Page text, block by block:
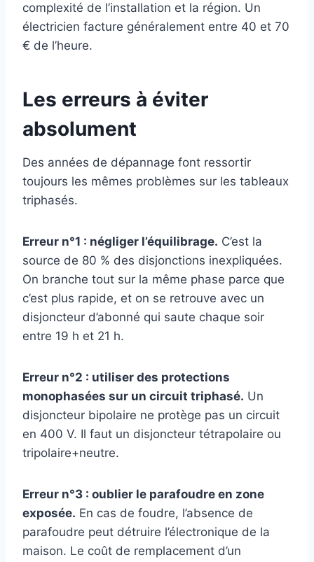
complexité de l’installation et la région. Un
électricien facture généralement entre 40 et 70
€ de l’heure.
Les erreurs à éviter
absolument
Des années de dépannage font ressortir
toujours les mêmes problèmes sur les tableaux
triphasés.
Erreur n°1 : négliger l’équilibrage. C’est la
source de 80 % des disjonctions inexpliquées.
On branche tout sur la même phase parce que
c’est plus rapide, et on se retrouve avec un
disjoncteur d’abonné qui saute chaque soir
entre 19 h et 21 h.
Erreur n°2 : utiliser des protections
monophasées sur un circuit triphasé. Un
disjoncteur bipolaire ne protège pas un circuit
en 400 V. Il faut un disjoncteur tétrapolaire ou
tripolaire+neutre.
Erreur n°3 : oublier le parafoudre en zone
exposée. En cas de foudre, l’absence de
parafoudre peut détruire l’électronique de la
maison. Le coût de remplacement d’un